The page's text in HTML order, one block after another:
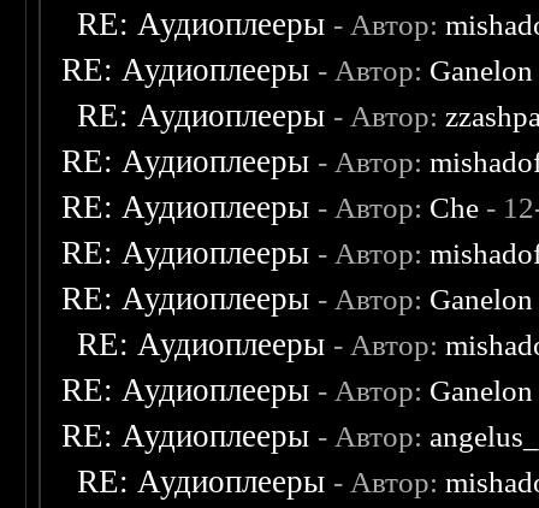
RE: Аудиоплееры - Автор:
RE: Аудиоплееры - Автор: Ganelon
RE: Аудиоплееры - Автор:
RE: Аудиоплееры - Автор:
RE: Аудиоплееры - Автор: Che -
RE: Аудиоплееры - Автор:
RE: Аудиоплееры - Автор: Ganelon
RE: Аудиоплееры - Автор:
RE: Аудиоплееры - Автор: Ganelon
RE: Аудиоплееры - Автор:
RE: Аудиоплееры - Автор: